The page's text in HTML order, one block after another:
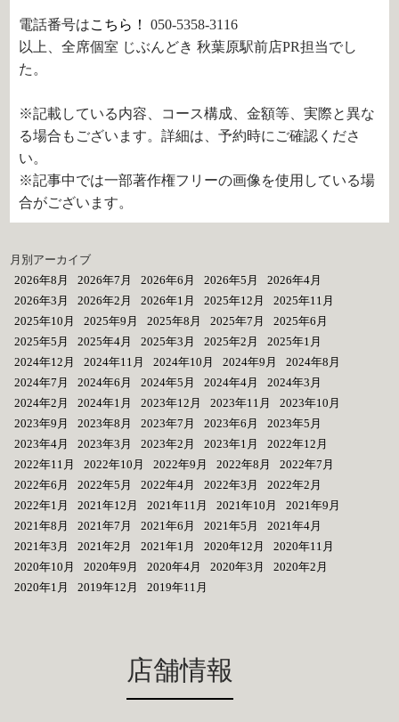
電話番号はこちら！
050-5358-3116
以上、全席個室 じぶんどき 秋葉原駅前店PR担当でし
た。
※記載している内容、コース構成、金額等、実際と異な
る場合もございます。詳細は、予約時にご確認くださ
い。
※記事中では一部著作権フリーの画像を使用している場
合がございます。
月別アーカイブ
2026年8月
2026年7月 2026年6月 2026年5月
2026年4月
2026年3月
2026年2月 2026年1月 2025年12月
2025年11月
2025年10月
2025年9月 2025年8月 2025年7月
2025年6月
2025年5月
2025年4月 2025年3月 2025年2月
2025年1月
2024年12月
2024年11月 2024年10月 2024年9月
2024年8月
2024年7月
2024年6月 2024年5月 2024年4月
2024年3月
2024年2月
2024年1月 2023年12月 2023年11月
2023年10月
2023年9月
2023年8月 2023年7月 2023年6月
2023年5月
2023年4月
2023年3月 2023年2月 2023年1月
2022年12月
2022年11月
2022年10月 2022年9月 2022年8月
2022年7月
2022年6月
2022年5月 2022年4月 2022年3月
2022年2月
2022年1月
2021年12月 2021年11月 2021年10月
2021年9月
2021年8月
2021年7月 2021年6月 2021年5月
2021年4月
2021年3月
2021年2月 2021年1月 2020年12月
2020年11月
2020年10月
2020年9月 2020年4月 2020年3月
2020年2月
2020年1月
2019年12月 2019年11月
店舗情報